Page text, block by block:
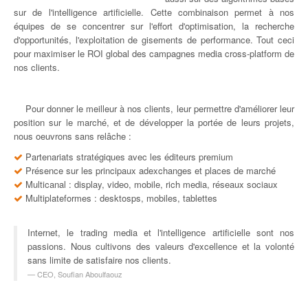
sur de l'intelligence artificielle. Cette combinaison permet à nos
équipes de se concentrer sur l'effort d'optimisation, la recherche
d'opportunités, l'exploitation de gisements de performance. Tout ceci
pour maximiser le ROI global des campagnes media cross-platform de
nos clients.
Pour donner le meilleur à nos clients, leur permettre d'améliorer leur
position sur le marché, et de développer la portée de leurs projets,
nous oeuvrons sans relâche :
Partenariats stratégiques avec les éditeurs premium
Présence sur les principaux adexchanges et places de marché
Multicanal : display, video, mobile, rich media, réseaux sociaux
Multiplateformes : desktosps, mobiles, tablettes
Internet, le trading media et l'intelligence artificielle sont nos
passions. Nous cultivons des valeurs d'excellence et la volonté
sans limite de satisfaire nos clients.
CEO, Soufian Aboulfaouz